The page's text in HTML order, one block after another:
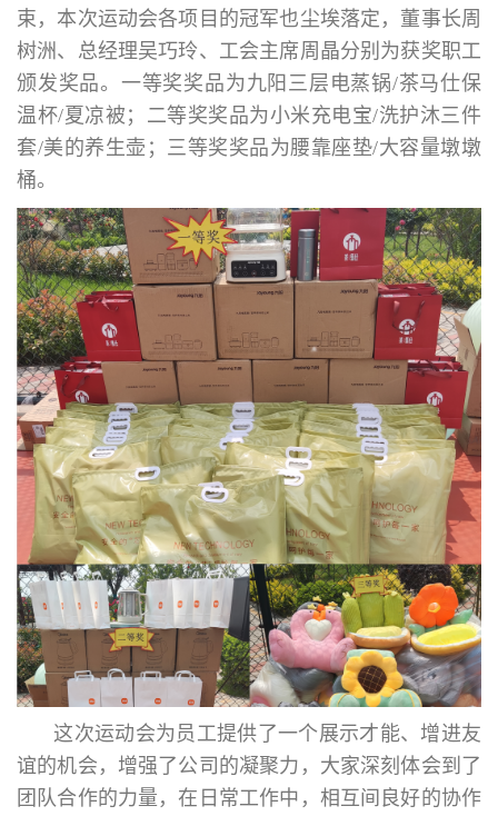
束，本次运动会各项目的冠军也尘埃落定，董事长周
树洲、总经理吴巧玲、工会主席周晶分别为获奖职工
颁发奖品。一等奖奖品为九阳三层电蒸锅/茶马仕保
温杯/夏凉被；二等奖奖品为小米充电宝/洗护沐三件
套/美的养生壶；三等奖奖品为腰靠座垫/大容量墩墩
桶。
这次运动会为员工提供了一个展示才能、增进友
谊的机会，增强了公司的凝聚力，大家深刻体会到了
团队合作的力量，在日常工作中，相互间良好的协作